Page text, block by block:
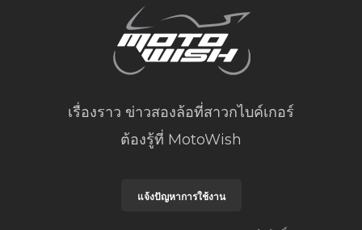
เรื่องราว ข่าวสองล้อที่สาวกไบค์เกอร์
ต้องรู้ที่ MotoWish
แจ้งปัญหาการใช้งาน